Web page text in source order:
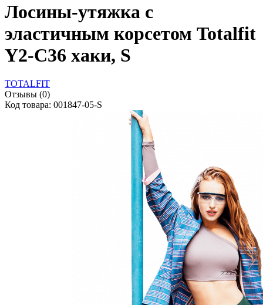
Лосины-утяжка с
эластичным корсетом Totalfit
Y2-C36 хаки, S
TOTALFIT
Отзывы (0)
Код товара: 001847-05-S